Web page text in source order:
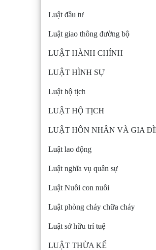
Luật đầu tư
Luật giao thông đường bộ
LUẬT HÀNH CHÍNH
LUẬT HÌNH SỰ
Luật hộ tịch
LUẬT HỘ TỊCH
LUẬT HÔN NHÂN VÀ GIA
Luật lao động
Luật nghĩa vụ quân sự
Luật Nuôi con nuôi
Luật phòng cháy chữa cháy
Luật sở hữu trí tuệ
LUẬT THỪA KẾ